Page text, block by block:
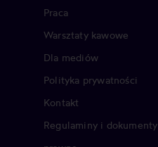
Praca
Warsztaty kawowe
Dla mediów
Polityka prywatności
Kontakt
Regulaminy i dokumenty